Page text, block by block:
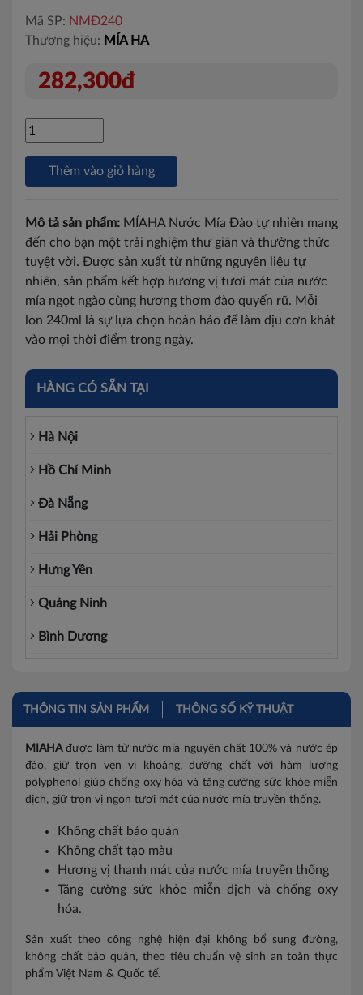
Mã SP: NMĐ240
Thương hiệu: MÍA HA
282,300đ
Thêm vào giỏ hàng
Mô tả sản phẩm: MÍAHA Nước Mía Đào tự nhiên mang
đến cho bạn một trải nghiệm thư giãn và thưởng thức
tuyệt vời. Được sản xuất từ những nguyên liệu tự
nhiên, sản phẩm kết hợp hương vị tươi mát của nước
mía ngọt ngào cùng hương thơm đào quyến rũ. Mỗi
lon 240ml là sự lựa chọn hoàn hảo để làm dịu cơn khát
vào mọi thời điểm trong ngày.
HÀNG CÓ SẴN TẠI
Hà Nội
Hồ Chí Minh
Đà Nẵng
Hải Phòng
Hưng Yên
Quảng Ninh
Bình Dương
Hà Nam
Vĩnh Phúc
Ninh Bình
Thanh Hóa
Bắc Giang
Bắc Kạn
Bắc Ninh
Cao Bằng
THÔNG TIN SẢN PHẨM THÔNG SỐ KỸ THUẬT
MIAHAđược làm từ nước mía nguyên chất 100% và nước ép
đào, giữ trọn vẹn vi khoáng, dưỡng chất với hàm lượng
polyphenol giúp chống oxy hóa và tăng cường sức khỏe miễn
dịch, giữ trọn vị ngon tươi mát của nước mía truyền thống.
Không chất bảo quản
Không chất tạo màu
Hương vị thanh mát của nước mía truyền thống
Tăng cường sức khỏe miễn dịch và chống oxy
hóa.
Sản xuất theo công nghệ hiện đại không bổ sung đường,
không chất bảo quản, theo tiêu chuẩn vệ sinh an toàn thực
phẩm Việt Nam & Quốc tế.